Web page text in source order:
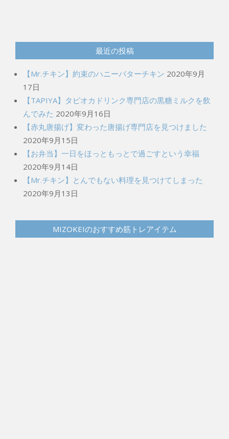
【Mr.チキン】約束のハニーバターチキン 2020年9月
17日
【TAPIYA】タピオカドリンク専門店の黒糖ミルクを飲
んでみた 2020年9月16日
【赤丸唐揚げ】変わった唐揚げ専門店を見つけました
2020年9月15日
【お弁当】一日をほっともっとで過ごすという幸福
2020年9月14日
【Mr.チキン】とんでもない料理を見つけてしまった
2020年9月13日